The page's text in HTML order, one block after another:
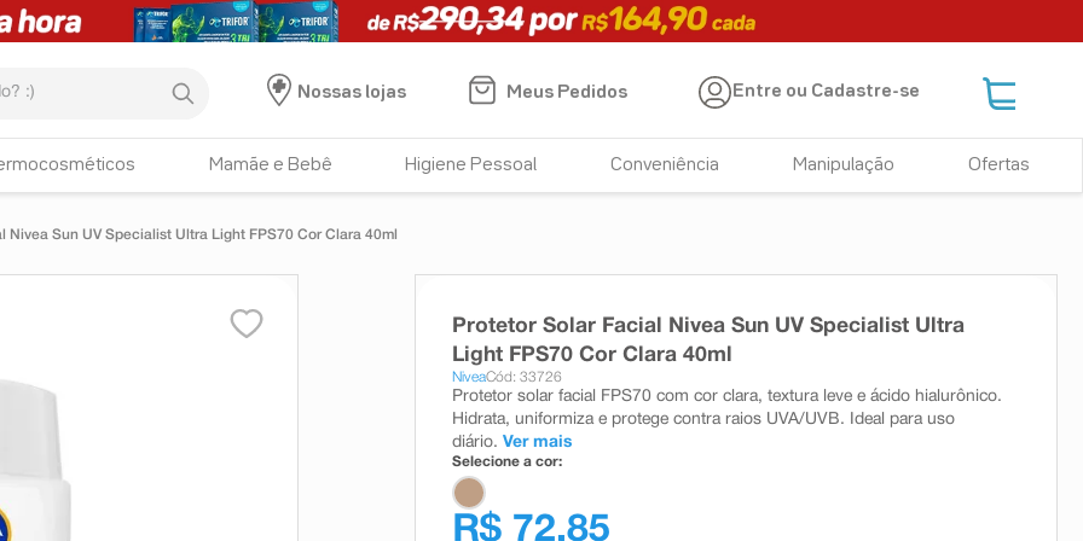
Nossas lojas
Meus Pedidos Entre ou Cadastre-se
Mamãe e Bebê Higiene Pessoal Conveniência Manipulação Ofertas
Nivea Sun UV Specialist Ultra Light FPS70 Cor Clara 40ml
Protetor Solar Facial Nivea Sun UV Specialist Ultra
Light FPS70 Cor Clara 40ml
NiveaCód: 33726
Protetor solar facial FPS70 com cor clara, textura leve e ácido hialurônico.
Hidrata, uniformiza e protege contra raios UVA/UVB. Ideal para uso
diário. Ver mais
Selecione a cor:
R$ 72,85